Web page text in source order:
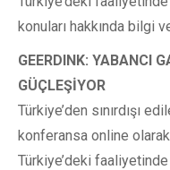
konuları hakkında bilgi
GEERDINK: YABANCI
GÜÇLEŞİYOR
Türkiye’den sınırdışı
konferansa online
Türkiye’deki